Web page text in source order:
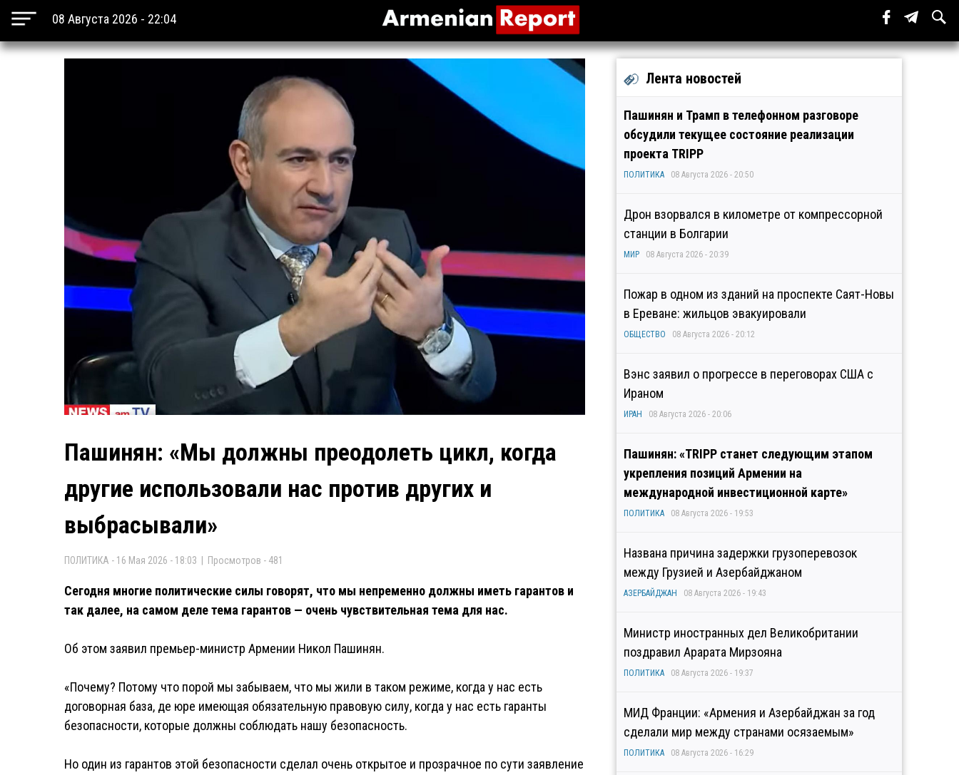
08 Августа 2026 - 22:04
Пашинян: «Мы должны преодолеть цикл, когда
другие использовали нас против других и
выбрасывали»
ПОЛИТИКА - 16 Мая 2026 - 18:03 | Просмотров - 481
Сегодня многие политические силы говорят, что мы непременно должны иметь гарантов и
так далее, на самом деле тема гарантов — очень чувствительная тема для нас.
Об этом заявил премьер-министр Армении Никол Пашинян.
«Почему? Потому что порой мы забываем, что мы жили в таком режиме, когда у нас есть
договорная база, де юре имеющая обязательную правовую силу, когда у нас есть гаранты
безопасности, которые должны соблюдать нашу безопасность.
Но один из гарантов этой безопасности сделал очень открытое и прозрачное по сути заявление
Лента новостей
Пашинян и Трамп в телефонном разговоре
обсудили текущее состояние реализации
проекта TRIPP
ПОЛИТИКА 08 Августа 2026 - 20:50
Дрон взорвался в километре от компрессорной
станции в Болгарии
МИР 08 Августа 2026 - 20:39
Пожар в одном из зданий на проспекте Саят-Новы
в Ереване: жильцов эвакуировали
ОБЩЕСТВО 08 Августа 2026 - 20:12
Вэнс заявил о прогрессе в переговорах США с
Ираном
ИРАН 08 Августа 2026 - 20:06
Пашинян: «TRIPP станет следующим этапом
укрепления позиций Армении на
международной инвестиционной карте»
ПОЛИТИКА 08 Августа 2026 - 19:53
Названа причина задержки грузоперевозок
между Грузией и Азербайджаном
АЗЕРБАЙДЖАН 08 Августа 2026 - 19:43
Министр иностранных дел Великобритании
поздравил Арарата Мирзояна
ПОЛИТИКА 08 Августа 2026 - 19:37
МИД Франции: «Армения и Азербайджан за год
сделали мир между странами осязаемым»
ПОЛИТИКА 08 Августа 2026 - 16:29